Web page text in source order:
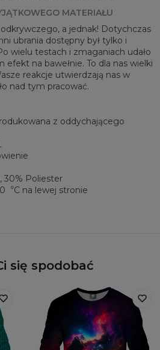
MATERIAŁU
a jednak! Dotychczas
ubrania dostępny był tylko i
wielu testach i zmaganiach udało
efekt na bawełnie. To dla nas wielki
reakcje utwierdzają nas w
nad tym pracować.
z oddychającego
30% Poliester
na lewej stronie
się spodobać